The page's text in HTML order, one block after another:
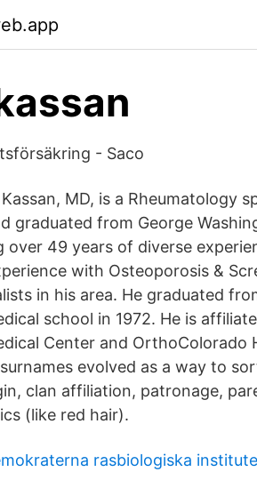
- Saco
MD, is a Rheumatology
graduated from George
over 49 years of diverse
with Osteoporosis &
in his area. He graduated
school in 1972. He is
Center and OrthoColorado
evolved as a way to
clan affiliation, patronage,
(like red hair).
rasbiologiska